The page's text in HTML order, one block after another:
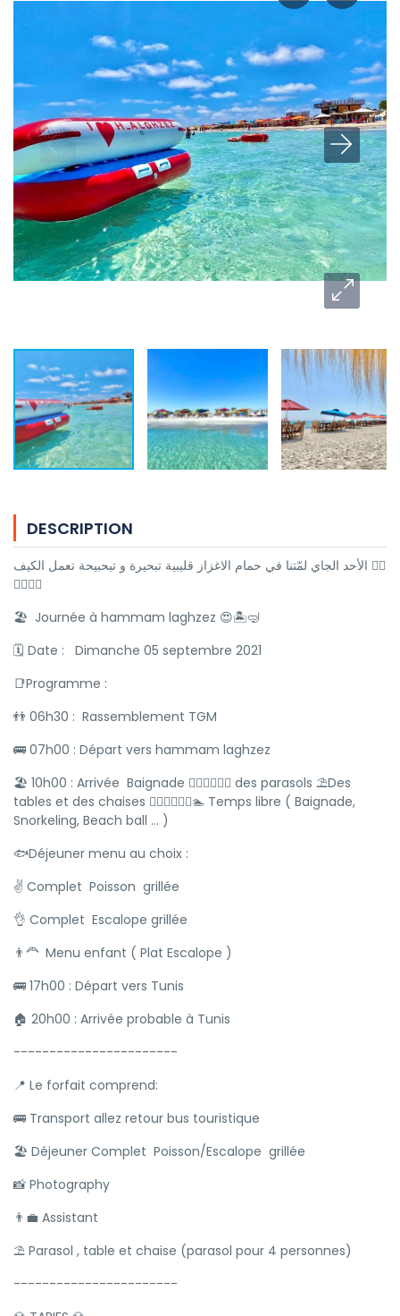
DESCRIPTION
الأحد الجاي لمّتنا في حمام الاغزاز قليبية تبحيرة و تبحبيحة تعمل الكيف 🏊‍♀️
🤽‍♂️💙💙
🏖 Journée à hammam laghzez 😍🏝🤿
🗓 Date : Dimanche 05 septembre 2021
📑Programme :
👬 06h30 : Rassemblement TGM
🚌 07h00 : Départ vers hammam laghzez
🏖 10h00 : Arrivée Baignade 🤽‍♀️🏊‍♂️🏊‍♀️ des parasols ⛱️Des
tables et des chaises 🏊‍♂️🍇🌷🏊‍♂️🏊 Temps libre ( Baignade,
Snorkeling, Beach ball ... )
🐟Déjeuner menu au choix :
✌️ Complet Poisson grillée
👌 Complet Escalope grillée
👨‍🦰 Menu enfant ( Plat Escalope )
🚌 17h00 : Départ vers Tunis
🏠 20h00 : Arrivée probable à Tunis
-----------------------
📍 Le forfait comprend:
🚌 Transport allez retour bus touristique
🏖 Déjeuner Complet Poisson/Escalope grillée
📸 Photography
👨‍💼 Assistant
⛱ Parasol , table et chaise (parasol pour 4 personnes)
-----------------------